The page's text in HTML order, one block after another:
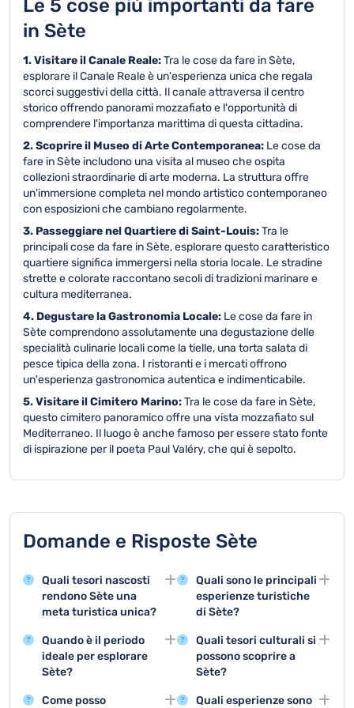
Le 5 cose più importanti da fare
in Sète
1. Visitare il Canale Reale:Tra le cose da fare in Sète,
esplorare il Canale Reale è un'esperienza unica che regala
scorci suggestivi della città. Il canale attraversa il centro
storico offrendo panorami mozzafiato e l'opportunità di
comprendere l'importanza marittima di questa cittadina.
2. Scoprire il Museo di Arte Contemporanea: Le cose da
fare in Sète includono una visita al museo che ospita
collezioni straordinarie di arte moderna. La struttura offre
un'immersione completa nel mondo artistico contemporaneo
con esposizioni che cambiano regolarmente.
3. Passeggiare nel Quartiere di Saint-Louis:Tra le
principali cose da fare in Sète, esplorare questo caratteristico
quartiere significa immergersi nella storia locale. Le stradine
strette e colorate raccontano secoli di tradizioni marinare e
cultura mediterranea.
4. Degustare la Gastronomia Locale: Le cose da fare in
Sète comprendono assolutamente una degustazione delle
specialità culinarie locali come la tielle, una torta salata di
pesce tipica della zona. I ristoranti e i mercati offrono
un'esperienza gastronomica autentica e indimenticabile.
5. Visitare il Cimitero Marino:Tra le cose da fare in Sète,
questo cimitero panoramico offre una vista mozzafiato sul
Mediterraneo. Il luogo è anche famoso per essere stato fonte
di ispirazione per il poeta Paul Valéry, che qui è sepolto.
Domande e Risposte Sète
Quali tesori nascosti
rendono Sète una
meta turistica unica?
Sète offre attrazioni
straordinarie come il
Canale Reale, il Museo di
pittoresco centro
Quando è il periodo
ideale per esplorare
Sète?
La primavera e l'estate
Come posso
Quali sono le principali
esperienze turistiche
di Sète?
Le principali attività
l'escursionismo nei
e la scoperta della
Quali tesori culturali si
possono scoprire a
Sète?
Sète offre mostre d'arte,
Quali esperienze sono